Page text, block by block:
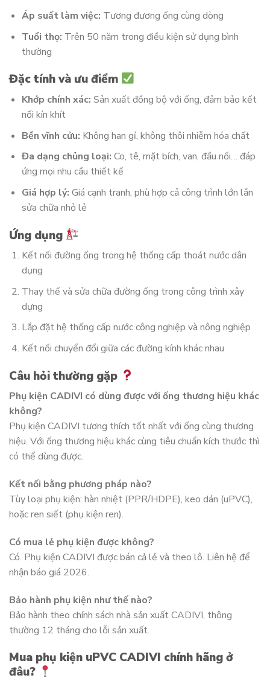
Áp suất làm việc: Tương đương ống cùng dòng
Tuổi thọ: Trên 50 năm trong điều kiện sử dụng bình
thường
Đặc tính và ưu điểm
Khớp chính xác: Sản xuất đồng bộ với ống, đảm bảo kết
nối kín khít
Bền vĩnh cửu: Không han gỉ, không thôi nhiễm hóa chất
Đa dạng chủng loại: Co, tê, mặt bích, van, đầu nối… đáp
ứng mọi nhu cầu thiết kế
Giá hợp lý: Giá cạnh tranh, phù hợp cả công trình lớn lẫn
sửa chữa nhỏ lẻ
Ứng dụng
Kết nối đường ống trong hệ thống cấp thoát nước dân
dụng
Thay thế và sửa chữa đường ống trong công trình xây
dựng
Lắp đặt hệ thống cấp nước công nghiệp và nông nghiệp
Kết nối chuyển đổi giữa các đường kính khác nhau
Câu hỏi thường gặp
Phụ kiện CADIVI có dùng được với ống thương hiệu khác
không?
Phụ kiện CADIVI tương thích tốt nhất với ống cùng thương
hiệu. Với ống thương hiệu khác cùng tiêu chuẩn kích thước thì
có thể dùng được.
Kết nối bằng phương pháp nào?
Tùy loại phụ kiện: hàn nhiệt (PPR/HDPE), keo dán (uPVC),
hoặc ren siết (phụ kiện ren).
Có mua lẻ phụ kiện được không?
Có. Phụ kiện CADIVI được bán cả lẻ và theo lô. Liên hệ để
nhận báo giá 2026.
Bảo hành phụ kiện như thế nào?
Bảo hành theo chính sách nhà sản xuất CADIVI, thông
thường 12 tháng cho lỗi sản xuất.
Mua phụ kiện uPVC CADIVI chính hãng ở
đâu?